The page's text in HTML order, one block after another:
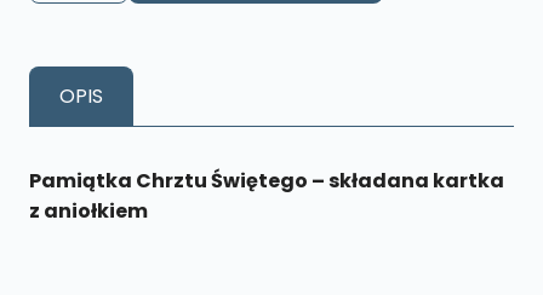
-
Elegancka
z
aniołkiem
OPIS
Pamiątka Chrztu Świętego – składana kartka
z aniołkiem